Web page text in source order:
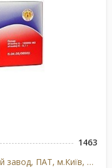
1463
Київський вітамінний завод, ПАТ, м.Київ, Україна